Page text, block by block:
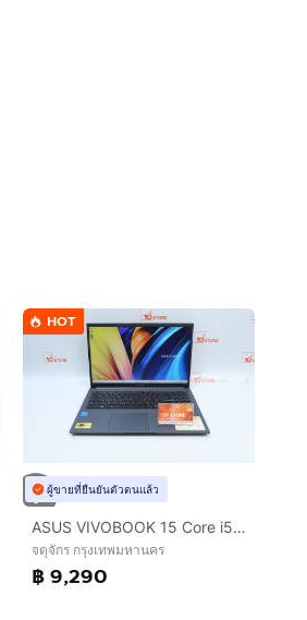
HOT
ผู้ขายที่ยืนยันตัวตนแล้ว
ASUS VIVOBOOK 15 Core i5-1235U RAM8-512GB
จตุจักร กรุงเทพมหานคร
฿ 9,290